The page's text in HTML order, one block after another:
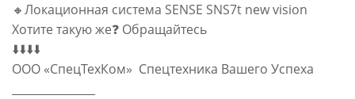
🔸Локационная система SENSE SNS7t new vision
Хотите такую же❓ Обращайтесь
⬇️⬇️⬇️⬇️
ООО «СпецТехКом» Спецтехника Вашего Успеха